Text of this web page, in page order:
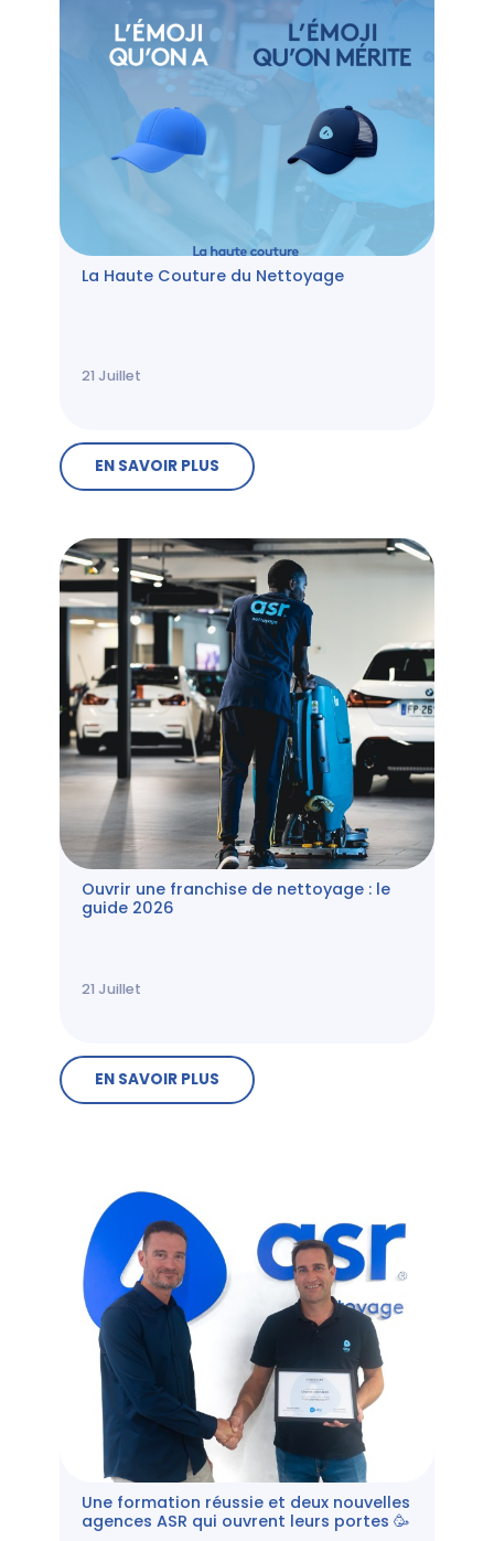
La Haute Couture du Nettoyage
21 Juillet
EN SAVOIR PLUS
Ouvrir une franchise de nettoyage : le
guide 2026
21 Juillet
EN SAVOIR PLUS
Une formation réussie et deux nouvelles
agences ASR qui ouvrent leurs portes 🥳